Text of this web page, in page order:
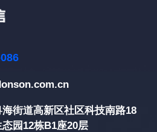
街道高新区社区科技南路18
园12栋B1座20层